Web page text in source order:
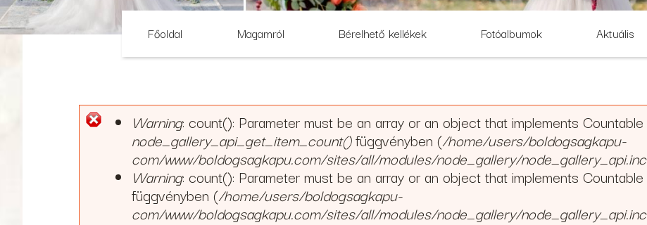
Főoldal Magamról Bérelhető kellékek Fotóalbumok Aktuális
Hibaüzenet
Warning: count(): Parameter must be an array or an object that implements Countable
node_gallery_api_get_item_count()függvényben (/home/users/boldogsagkapu-
com/www/boldogsagkapu.com/sites/all/modules/node_gallery/node_gallery_api.inc
Warning: count(): Parameter must be an array or an object that implements Countable
függvényben (/home/users/boldogsagkapu-
com/www/boldogsagkapu.com/sites/all/modules/node_gallery/node_gallery_api.inc